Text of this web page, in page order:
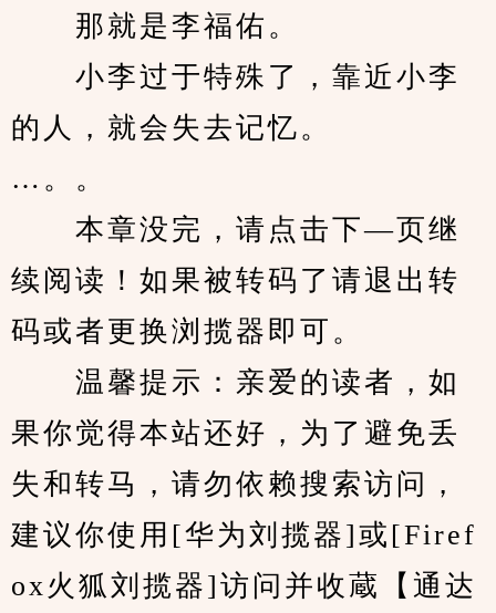
那就是李福佑。
小李过于特殊了，靠近小李
的人，就会失去记忆。
…。。
本章没完，请点击下—页继
续阅读！如果被转码了请退出转
码或者更换浏揽器即可。
温馨提示：亲爱的读者，如
果你觉得本站还好，为了避免丢
失和转马，请勿依赖搜索访问，
建议你使用[华为刘揽器]或[Firef
ox火狐刘揽器]访问并收蔵【通达